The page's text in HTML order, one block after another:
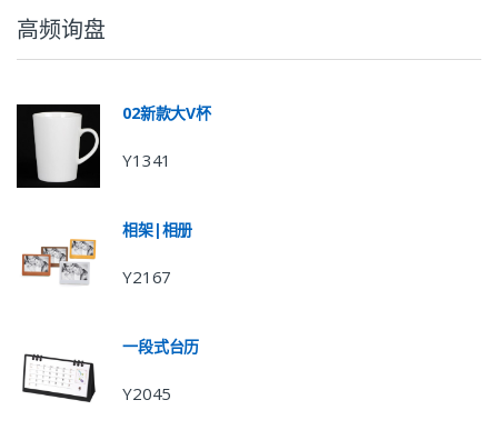
高频询盘
02新款大V杯
Y1341
相架|相册
Y2167
一段式台历
Y2045